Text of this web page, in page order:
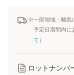
※一部地域・離島
予定日期間内に
て ）
ロットナンバ